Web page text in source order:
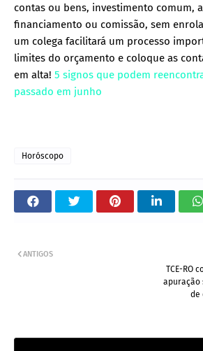
contas ou bens, investimento comum,
financiamento ou comissão, sem
um colega facilitará um processo
limites do orçamento e coloque as
em alta! 5 signos que podem
passado em junho
Horóscopo
TCE-RO
apuração
de
ANTIGOS